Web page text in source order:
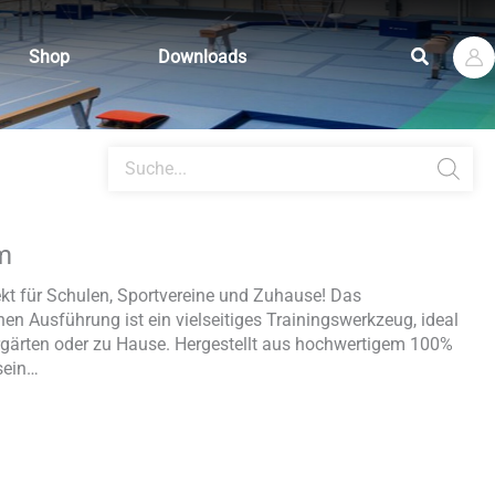
Shop Downloads Suchen
search
für Schulen, Sportvereine und Zuhause! Das
Ausführung ist ein vielseitiges Trainingswerkzeug, ideal
oder zu Hause. Hergestellt aus hochwertigem 100%